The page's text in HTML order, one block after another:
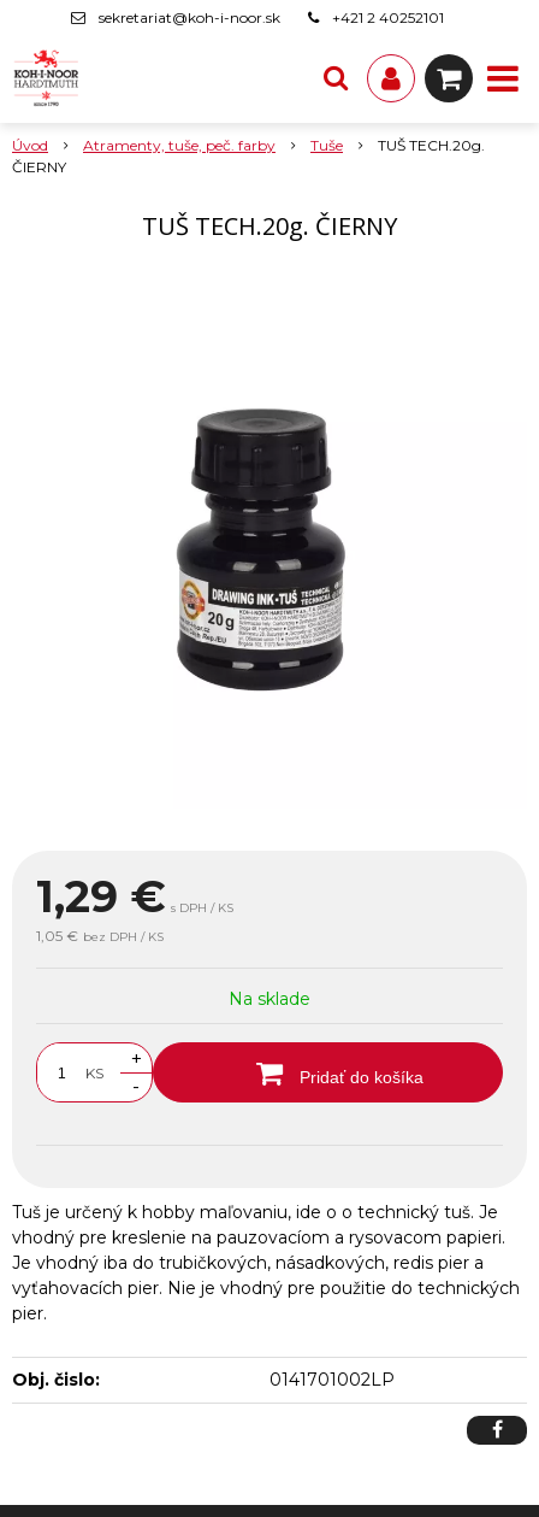
sekretariat@koh-i-noor.sk +421 2 40252101
Úvod Atramenty, tuše, peč. farby Tuše
TUŠ TECH.20g.
ČIERNY
TUŠ TECH.20g. ČIERNY
1,29 € s DPH / KS
1,05 € bez DPH / KS
Na sklade
KS
+
-
Pridať do košíka
Tuš je určený k hobby maľovaniu, ide o o technický tuš. Je
vhodný pre kreslenie na pauzovacíom a rysovacom papieri.
Je vhodný iba do trubičkových, násadkových, redis pier a
vyťahovacích pier. Nie je vhodný pre použitie do technických
pier.
Obj. čislo: 0141701002LP